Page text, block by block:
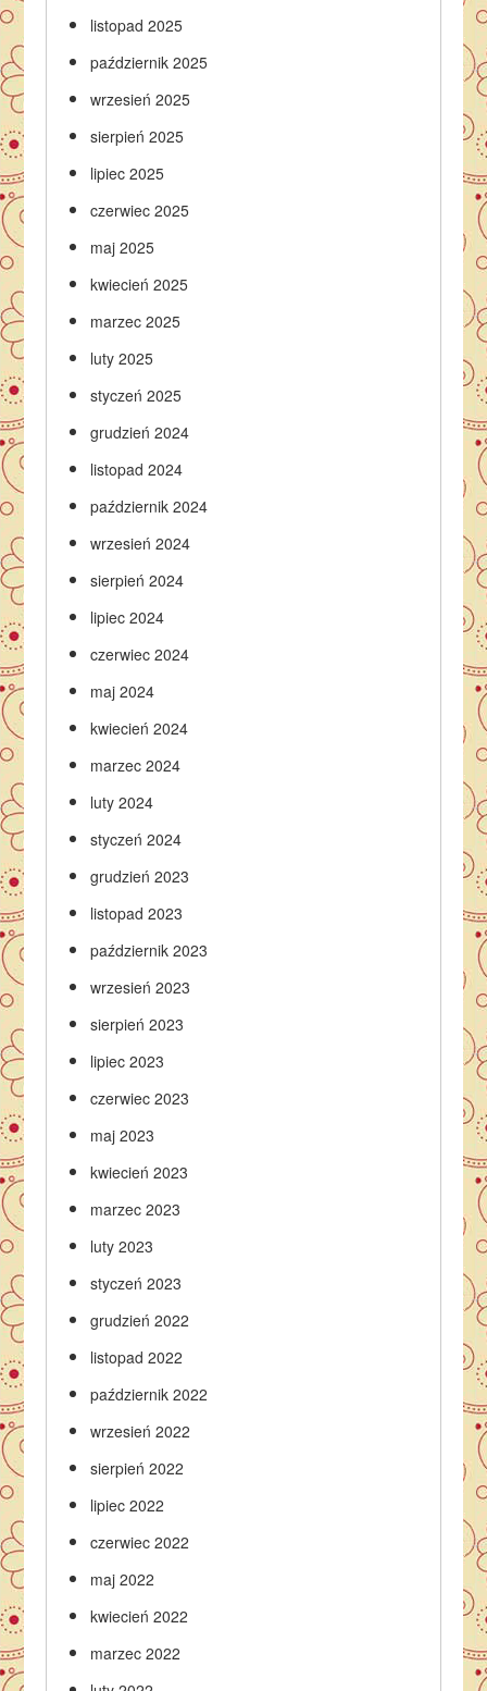
listopad 2025
październik 2025
wrzesień 2025
sierpień 2025
lipiec 2025
czerwiec 2025
maj 2025
kwiecień 2025
marzec 2025
luty 2025
styczeń 2025
grudzień 2024
listopad 2024
październik 2024
wrzesień 2024
sierpień 2024
lipiec 2024
czerwiec 2024
maj 2024
kwiecień 2024
marzec 2024
luty 2024
styczeń 2024
grudzień 2023
listopad 2023
październik 2023
wrzesień 2023
sierpień 2023
lipiec 2023
czerwiec 2023
maj 2023
kwiecień 2023
marzec 2023
luty 2023
styczeń 2023
grudzień 2022
listopad 2022
październik 2022
wrzesień 2022
sierpień 2022
lipiec 2022
czerwiec 2022
maj 2022
kwiecień 2022
marzec 2022